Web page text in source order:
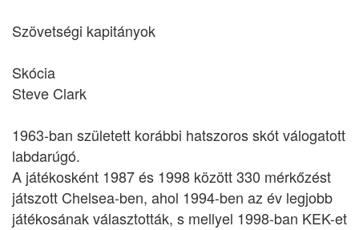
Szövetségi kapitányok
Skócia
Steve Clark
1963-ban született korábbi hatszoros skót válogatott
labdarúgó.
A játékosként 1987 és 1998 között 330 mérkőzést
játszott Chelsea-ben, ahol 1994-ben az év legjobb
játékosának választották, s mellyel 1998-ban KEK-et